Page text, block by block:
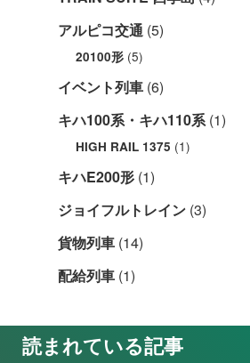
アルピコ交通 (5)
20100形 (5)
イベント列車 (6)
キハ100系・キハ110系(1)
HIGH RAIL 1375 (1)
キハE200形 (1)
ジョイフルトレイン (3)
貨物列車 (14)
配給列車 (1)
読まれている記事